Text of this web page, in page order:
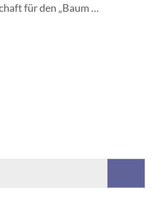
für den „Baum …